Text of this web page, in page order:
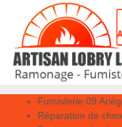
Fumisterie 09
Réparation de